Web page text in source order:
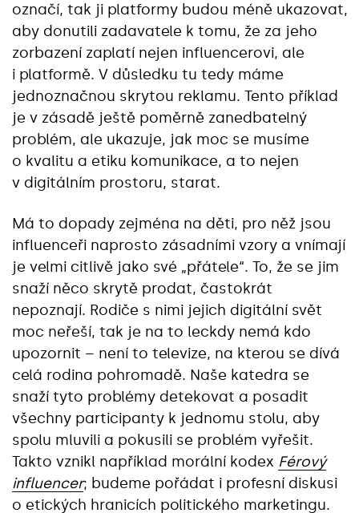
označí, tak ji platformy budou méně ukazovat,
aby donutili zadavatele k tomu, že za jeho
zorbazení zaplatí nejen influencerovi, ale
i platformě. V důsledku tu tedy máme
jednoznačnou skrytou reklamu. Tento příklad
je v zásadě ještě poměrně zanedbatelný
problém, ale ukazuje, jak moc se musíme
o kvalitu a etiku komunikace, a to nejen
v digitálním prostoru, starat.
Má to dopady zejména na děti, pro něž jsou
influenceři naprosto zásadními vzory a vnímají
je velmi citlivě jako své „přátele“. To, že se jim
snaží něco skrytě prodat, častokrát
nepoznají. Rodiče s nimi jejich digitální svět
moc neřeší, tak je na to leckdy nemá kdo
upozornit – není to televize, na kterou se dívá
celá rodina pohromadě. Naše katedra se
snaží tyto problémy detekovat a posadit
všechny participanty k jednomu stolu, aby
spolu mluvili a pokusili se problém vyřešit.
Takto vznikl například morální kodex Férový
influencer; budeme pořádat i profesní diskusi
o etických hranicích politického marketingu.